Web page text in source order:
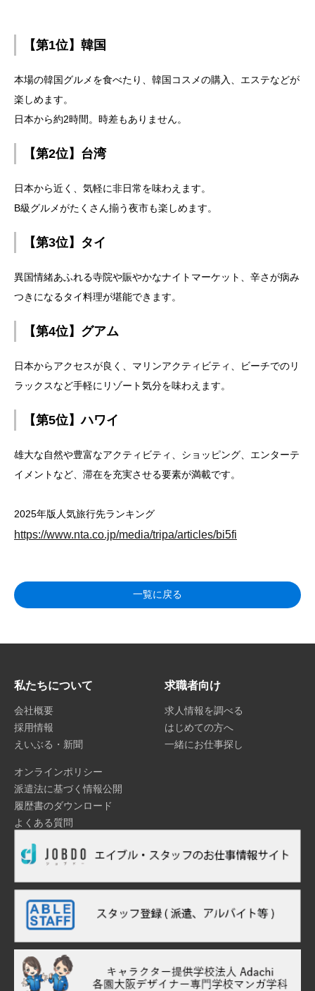
【第1位】韓国
本場の韓国グルメを食べたり、韓国コスメの購入、エステなどが
楽しめます。
日本から約2時間。時差もありません。
【第2位】台湾
日本から近く、気軽に非日常を味わえます。
B級グルメがたくさん揃う夜市も楽しめます。
【第3位】タイ
異国情緒あふれる寺院や賑やかなナイトマーケット、辛さが病み
つきになるタイ料理が堪能できます。
【第4位】グアム
日本からアクセスが良く、マリンアクティビティ、ビーチでのリ
ラックスなど手軽にリゾート気分を味わえます。
【第5位】ハワイ
雄大な自然や豊富なアクティビティ、ショッピング、エンターテ
イメントなど、滞在を充実させる要素が満載です。
2025年版人気旅行先ランキング
https://www.nta.co.jp/media/tripa/articles/bi5fi
一覧に戻る
私たちについて
会社概要
採用情報
えいぶる・新聞
求職者向け
求人情報を調べる
はじめての方へ
一緒にお仕事探し
オンラインポリシー
派遣法に基づく情報公開
履歴書のダウンロード
よくある質問